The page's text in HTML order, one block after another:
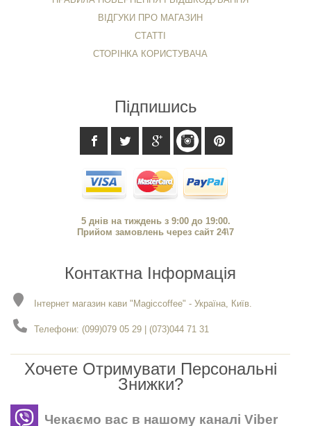
ВІДГУКИ ПРО МАГАЗИН
СТАТТІ
СТОРІНКА КОРИСТУВАЧА
Підпишись
5 днів на тиждень з 9:00 до 19:00.
Прийом замовлень через сайт 24\7
Контактна Інформація
Інтернет магазин кави "Magiccoffee" - Україна, Київ.
Телефони: (099)079 05 29 | (073)044 71 31
Хочете Отримувати Персональні
Знижки?
Чекаємо вас в нашому каналі Viber